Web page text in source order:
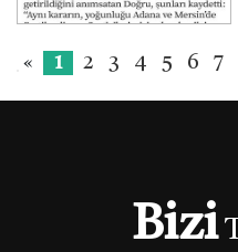
« 1 2 3 4 5 6 7
Bizi